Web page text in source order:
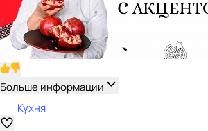
Больше информации
Кухня